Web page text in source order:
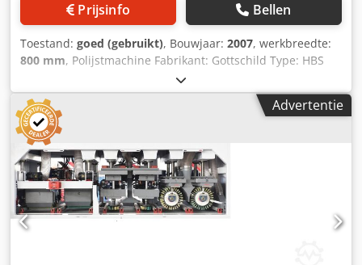
Prijsinfo Bellen
Toestand: goed (gebruikt), Bouwjaar: 2007, werkbreedte:
800 mm, Polijstmachine Fabrikant: Gottschild Type: HBS
Bouwjaar: 2007 Hogeglans-polijstmachine, voorheen
gebruikt voor het polijsten van keukenfronten en
badkamermeubeldelen. Werkbreedte: 800 mm 1 polijstkop
automatisch rechts-links bewegend Polijstmotor 0,7/0,9 kW
Cjdpfx Aexzqrqjixeha Werkgebied wordt gedetecteerd door
sensoren Transportband breedte 820 x lengte 1950 mm
Transportband rijdt vooruit en achteruit Voor en achter het
transport telkens 1 rolbaan B 820 mm x L 1500 mm
Aansluitwaarde: 2,2 kW / 400 V / 50 Hz
Persluchtaansluiting: 6 bar
Advertentie